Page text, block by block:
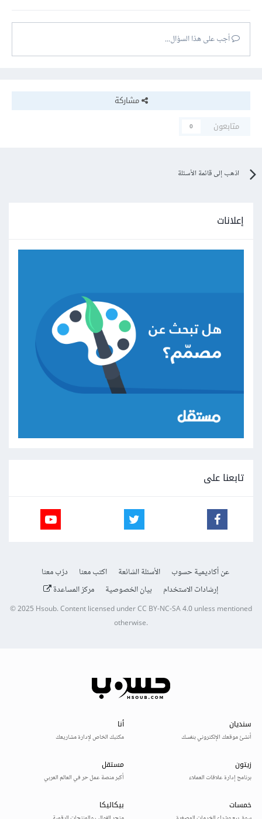
أجب على هذا السؤال...
مشاركة
متابعون
0
اذهب إلى قائمة الأسئلة
إعلانات
تابعنا على
عن أكاديمية حسوب الأسئلة الشائعة اكتب معنا
درّب معنا
إرشادات الاستخدام
بيان الخصوصية مركز المساعدة
© 2025Hsoub.Content licensed underCC BY-NC-SA 4.0unless mentioned
otherwise.